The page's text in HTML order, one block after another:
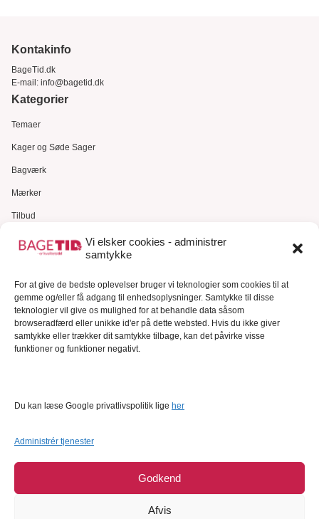
Vi elsker cookies - administrer
samtykke
For at give de bedste oplevelser bruger vi teknologier som cookies til at
gemme og/eller få adgang til enhedsoplysninger. Samtykke til disse
teknologier vil give os mulighed for at behandle data såsom
browseradfærd eller unikke id'er på dette websted. Hvis du ikke giver
samtykke eller trækker dit samtykke tilbage, kan det påvirke visse
funktioner og funktioner negativt.
Du kan læse Google privatlivspolitik lige her
Administrér tjenester
Godkend
Afvis
Kontakinfo
BageTid.dk
E-mail: info@bagetid.dk
Kategorier
Temaer
Kager og Søde Sager
Bagværk
Mærker
Tilbud
Gavekort
Kundeservice
Kundeservice
FAQ – Ofte stillede spørgsmål
Om Bagetid.dk
Se Fødevarestyrelsens smiley-rapporter